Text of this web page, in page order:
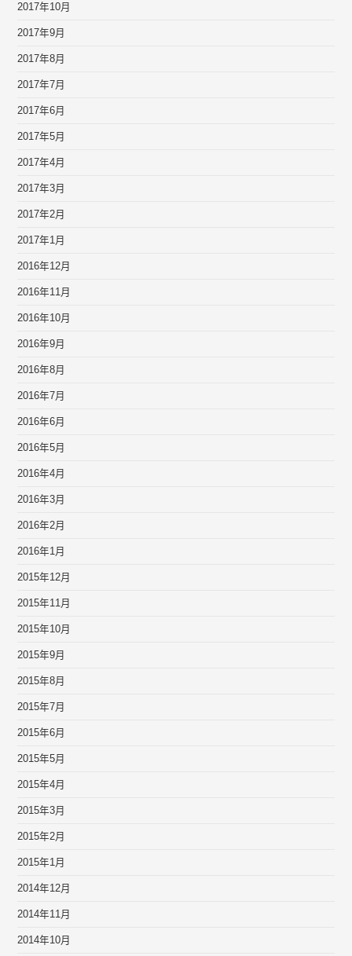
2017年10月
2017年9月
2017年8月
2017年7月
2017年6月
2017年5月
2017年4月
2017年3月
2017年2月
2017年1月
2016年12月
2016年11月
2016年10月
2016年9月
2016年8月
2016年7月
2016年6月
2016年5月
2016年4月
2016年3月
2016年2月
2016年1月
2015年12月
2015年11月
2015年10月
2015年9月
2015年8月
2015年7月
2015年6月
2015年5月
2015年4月
2015年3月
2015年2月
2015年1月
2014年12月
2014年11月
2014年10月